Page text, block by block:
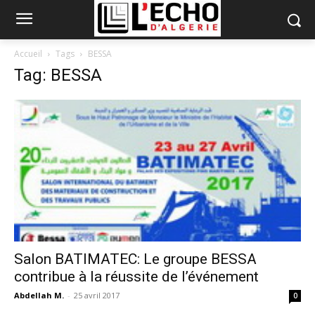
Accueil Tags BESSA
Tag: BESSA
Salon BATIMATEC: Le groupe BESSA
contribue à la réussite de l’événement
Abdellah M. - 25 avril 2017 0